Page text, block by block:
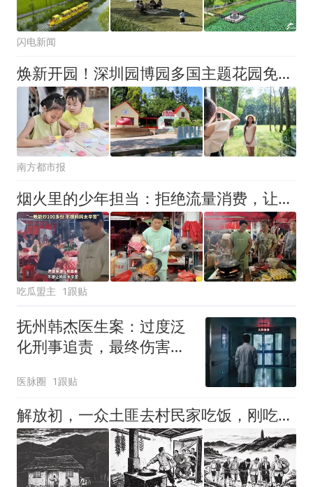
闪电新闻
焕新开园！深圳园博园多国主题花园免费开放，解锁园林新经济
南方都市报
烟火里的少年担当：拒绝流量消费，让13岁炒粉少年回归书桌
吃瓜盟主 1跟贴
抚州韩杰医生案：过度泛
化刑事追责，最终伤害的
！
医脉圈 1跟贴
解放初，一众土匪去村民家吃饭，刚吃几口却发现，屋内竟然有埋伏